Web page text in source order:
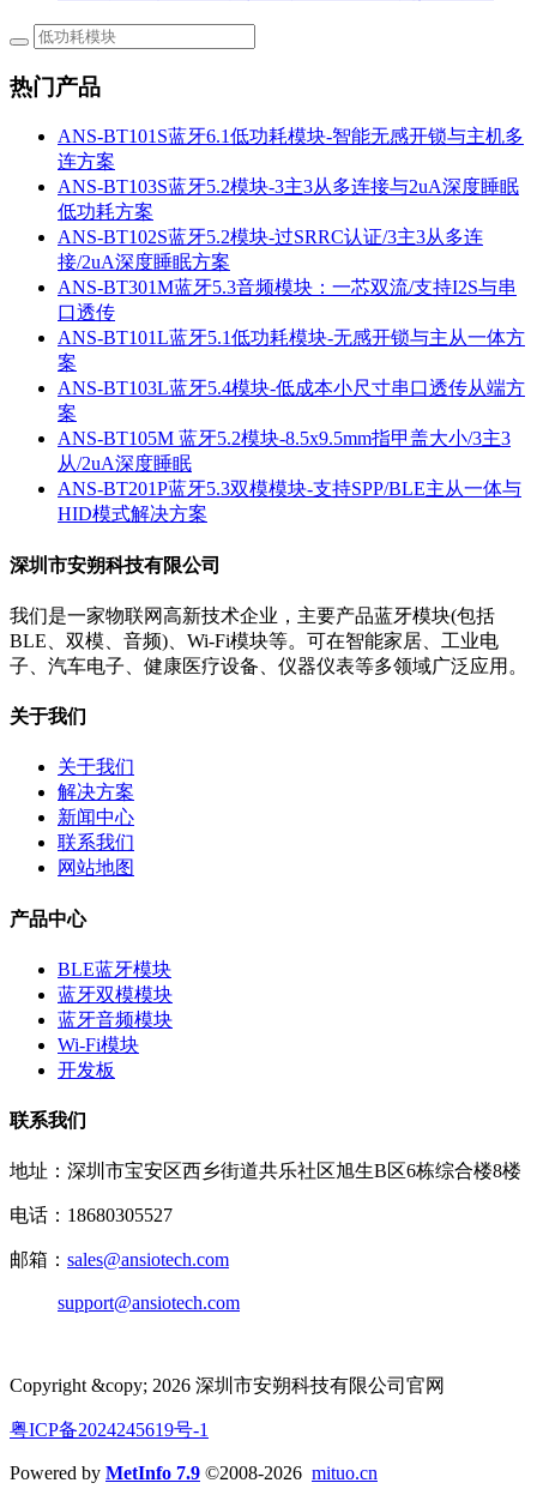
热门产品
ANS-BT101S蓝牙6.1低功耗模块-智能无感开锁与主机多
连方案
ANS-BT103S蓝牙5.2模块-3主3从多连接与2uA深度睡眠
低功耗方案
ANS-BT102S蓝牙5.2模块-过SRRC认证/3主3从多连
接/2uA深度睡眠方案
ANS-BT301M蓝牙5.3音频模块：一芯双流/支持I2S与串
口透传
ANS-BT101L蓝牙5.1低功耗模块-无感开锁与主从一体方
案
ANS-BT103L蓝牙5.4模块-低成本小尺寸串口透传从端方
案
ANS-BT105M 蓝牙5.2模块-8.5x9.5mm指甲盖大小/3主3
从/2uA深度睡眠
ANS-BT201P蓝牙5.3双模模块-支持SPP/BLE主从一体与
HID模式解决方案
深圳市安朔科技有限公司
我们是一家物联网高新技术企业，主要产品蓝牙模块(包括
BLE、双模、音频)、Wi-Fi模块等。可在智能家居、工业电
子、汽车电子、健康医疗设备、仪器仪表等多领域广泛应用。
关于我们
关于我们
解决方案
新闻中心
联系我们
网站地图
产品中心
BLE蓝牙模块
蓝牙双模模块
蓝牙音频模块
Wi-Fi模块
开发板
联系我们
地址：深圳市宝安区西乡街道共乐社区旭生B区6栋综合楼8楼
电话：18680305527
邮箱： sales@ansiotech.com
support@ansiotech.com
Copyright &copy; 2026 深圳市安朔科技有限公司官网
粤ICP备2024245619号-1
Powered by MetInfo 7.9 ©2008-2026 mituo.cn